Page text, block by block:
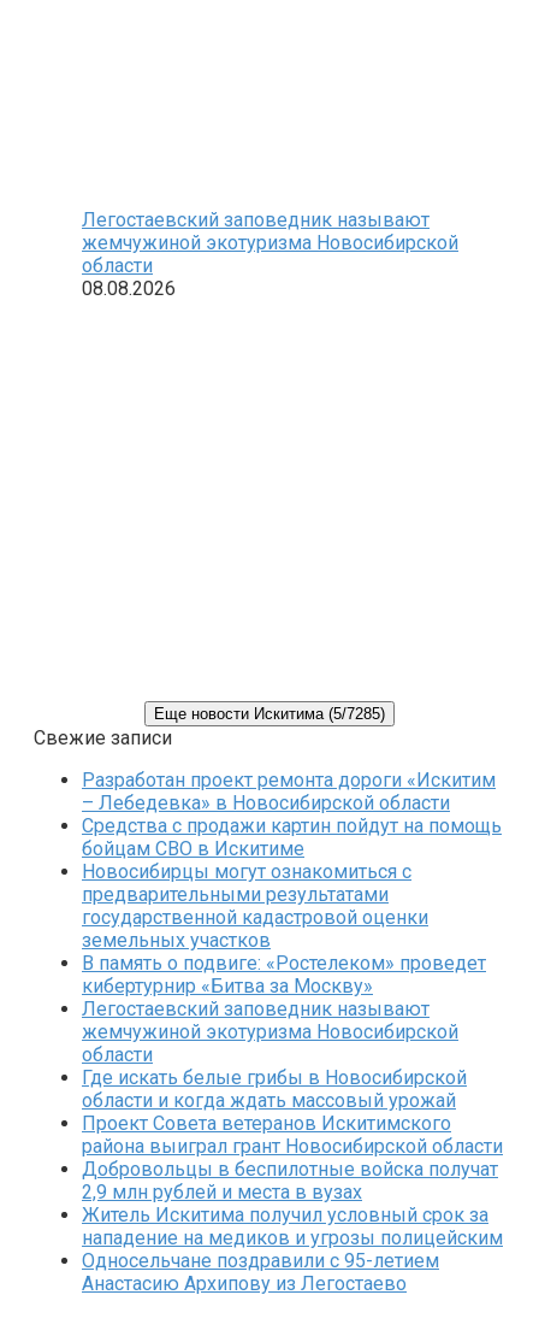
Легостаевский заповедник называют
жемчужиной экотуризма Новосибирской
области
08.08.2026
Еще новости Искитима (5/7285)
Свежие записи
Разработан проект ремонта дороги «Искитим
– Лебедевка» в Новосибирской области
Средства с продажи картин пойдут на помощь
бойцам СВО в Искитиме
Новосибирцы могут ознакомиться с
предварительными результатами
государственной кадастровой оценки
земельных участков
В память о подвиге: «Ростелеком» проведет
кибертурнир «Битва за Москву»
Легостаевский заповедник называют
жемчужиной экотуризма Новосибирской
области
Где искать белые грибы в Новосибирской
области и когда ждать массовый урожай
Проект Совета ветеранов Искитимского
района выиграл грант Новосибирской области
Добровольцы в беспилотные войска получат
2,9 млн рублей и места в вузах
Житель Искитима получил условный срок за
нападение на медиков и угрозы полицейским
Односельчане поздравили с 95-летием
Анастасию Архипову из Легостаево